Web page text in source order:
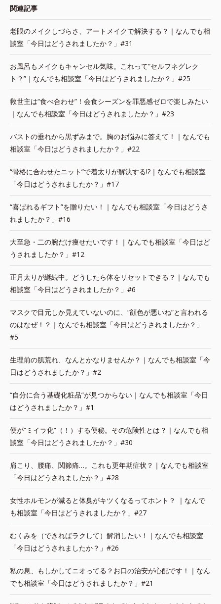
関連記事
老眼のメイクしづらさ、アートメイクで解決する？｜なんでも相
談室「今日はどうされましたか？」#31
お風呂もメイクもキャンセル気味。これって“セルフネグレク
ト？”｜なんでも相談室「今日はどうされましたか？」#25
救世主は“食べ合わせ”！会食シーズンを罪悪感ゼロで楽しみたい
｜なんでも相談室「今日はどうされましたか？」#23
バストの垂れから黒ずみまで。胸のお悩みに答えて！｜なんでも
相談室「今日はどうされましたか？」#22
“骨格に合わせたニット”で着太りが解決する!?｜なんでも相談室
「今日はどうされましたか？」#17
“喜ばれるギフト”を贈りたい！｜なんでも相談室「今日はどうさ
れましたか？」#16
大至急・二の腕だけ痩せたいです！｜なんでも相談室「今日はど
うされましたか？」#12
正月太りが継続中。どうしたら体をリセットできる？｜なんでも
相談室「今日はどうされましたか？」#6
マスクで目元しか見えていないのに、“顔色が悪いね”と言われる
のはなぜ！？｜なんでも相談室「今日はどうされましたか？」
#5
生理前の肌荒れ、なんとかなりませんか？｜なんでも相談室「今
日はどうされましたか？」#2
“自分に合う基礎化粧品”が見つからない｜なんでも相談室「今日
はどうされましたか？」#1
便が“ミイラ化”（！）する便秘。その危険性とは？｜なんでも相
談室「今日はどうされましたか？」#30
肩こり、腰痛、関節痛…。これも更年期症状？｜なんでも相談室
「今日はどうされましたか？」#28
女性ホルモンが減ると体臭がキツくなるってホント？ ｜なんで
も相談室「今日はどうされましたか？」#27
むくみを（できればラクして）解消したい！｜なんでも相談室
「今日はどうされましたか？」#26
私の息、もしかしてニオってる？お口の治安が心配です！｜なん
でも相談室「今日はどうされましたか？」#21